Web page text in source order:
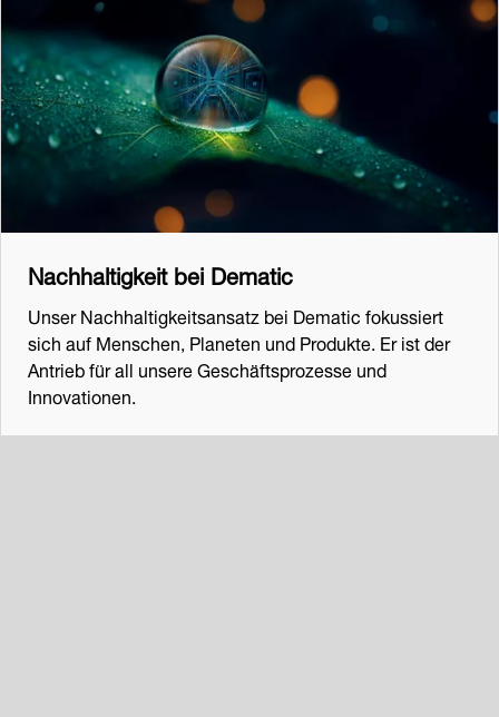
Nachhaltigkeit bei Dematic
Unser Nachhaltigkeitsansatz bei Dematic fokussiert
sich auf Menschen, Planeten und Produkte. Er ist der
Antrieb für all unsere Geschäftsprozesse und
Innovationen.